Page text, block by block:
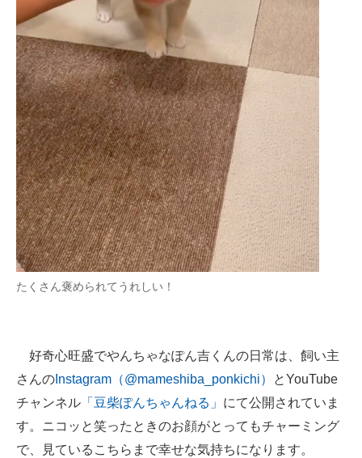
たくさん褒められてうれしい！
好奇心旺盛でやんちゃなぽん吉くんの日常は、飼い主
さんの Instagram（@mameshiba_ponkichi）
とYouTube
チャンネル 「豆柴ぽんちゃんねる」 にて公開されていま
す。ニコッと笑ったときのお顔がとってもチャーミング
で、見ているこちらまで幸せな気持ちになります。